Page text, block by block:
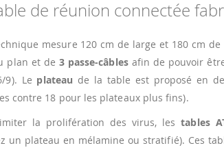
de réunion connectée
mesure 120 cm de large et 180 cm
plan et de 3 passe-câblesafin de pouvoir
9). Le plateau de la table est proposé en
contre 18 pour les plateaux plus fins).
la prolifération des virus, lestables
un plateau en mélamine ou stratifié). Ces